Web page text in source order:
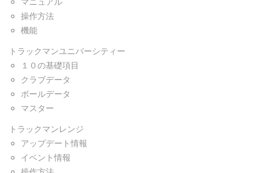
操作方法
機能
トラックマンユニバーシティー
１０の基礎項目
クラブデータ
ボールデータ
マスター
トラックマンレンジ
アップデート情報
イベント情報